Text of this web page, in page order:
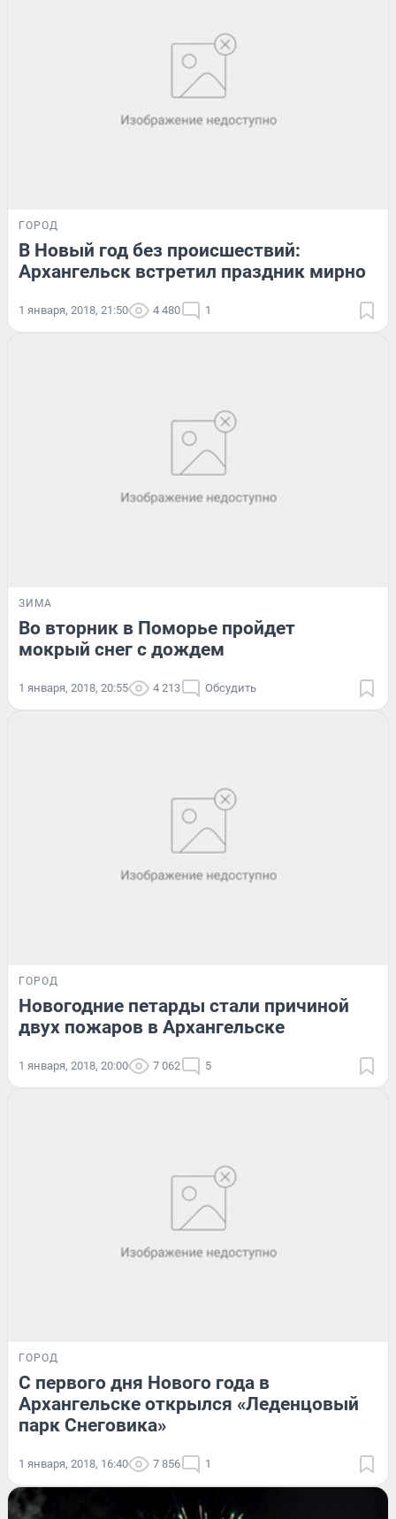
ГОРОД
В Новый год без происшествий:
Архангельск встретил праздник мирно
1 января, 2018, 21:50 4 480 1
ЗИМА
Во вторник в Поморье пройдет
мокрый снег с дождем
1 января, 2018, 20:55 4 213 Обсудить
ГОРОД
Новогодние петарды стали причиной
двух пожаров в Архангельске
1 января, 2018, 20:00 7 062 5
ГОРОД
С первого дня Нового года в
Архангельске открылся «Леденцовый
парк Снеговика»
1 января, 2018, 16:40 7 856 1